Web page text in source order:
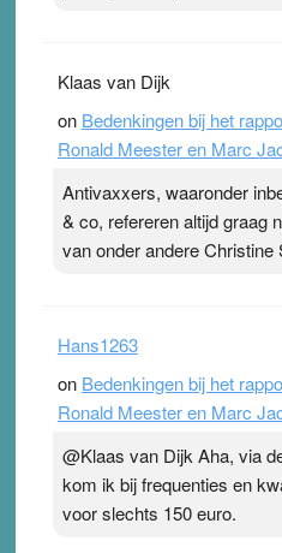
Klaas van Dijk
on Bedenkingen bij het
Ronald Meester en Marc
Antivaxxers, waaronder
& co, refereren altijd graag
van onder andere Christine
Hans1263
on Bedenkingen bij het
Ronald Meester en Marc
@Klaas van Dijk Aha, via
kom ik bij frequenties en
voor slechts 150 euro.